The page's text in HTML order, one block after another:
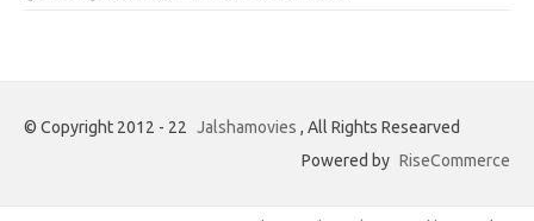
© Copyright 2012 - 22 Jalshamovies , All Rights Researved
Powered by RiseCommerce